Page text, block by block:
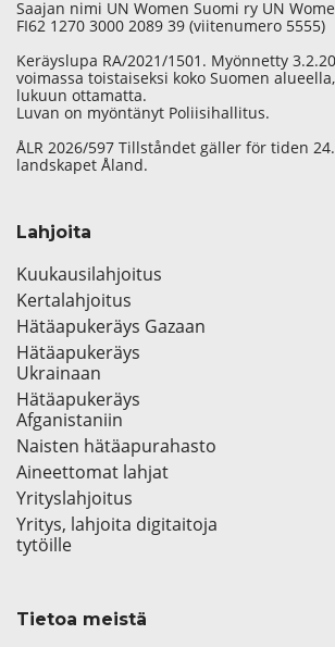
Saajan nimi UN Women Suomi ry UN
FI62 1270 3000 2089 39 (viitenumero 5555)
Keräyslupa RA/2021/1501. Myönnetty
voimassa toistaiseksi koko Suomen
lukuun ottamatta.
Luvan on myöntänyt Poliisihallitus.
ÅLR 2026/597 Tillståndet gäller för tiden
landskapet Åland.
Lahjoita
Kuukausilahjoitus
Kertalahjoitus
Hätäapukeräys Gazaan
Hätäapukeräys
Ukrainaan
Hätäapukeräys
Afganistaniin
Naisten hätäapurahasto
Aineettomat lahjat
Yrityslahjoitus
Yritys, lahjoita digitaitoja
tytöille
Tietoa meistä